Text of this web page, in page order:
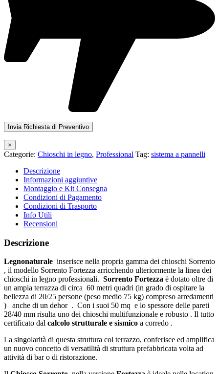
×
Categorie: Chioschi in legno, Professional Tag: sistema a pannelli
Descrizione
Informazioni aggiuntive
Montaggio e Kit Consegna
Condizioni di Pagamento
Condizioni di Trasporto
Info Utili
Recensioni
Descrizione
Legnonaturale inserisce nella propria gamma dei chioschi Sorrento
, il modello Sorrento Fortezza arricchendo ulteriormente la linea dei
chioschi in legno professionali. Sorrento Fortezza è dotato oltre di
un ampia terrazza di circa 60 metri quadri (in grado di ospitare la
bellezza di 20/25 persone (peso medio 75 kg) compreso arredamenti
) anche di un dehor . Con i suoi 50 mq e lo spessore delle pareti
28/40 mm risulta uno dei chioschi multifunzionale e robusto . Il tutto
certificato dal calcolo strutturale e sismico a corredo .
La singolarità di questa struttura col terrazzo, conferisce ed amplifica
un nuovo concetto di versatilità di struttura prefabbricata volta ad
attività di bar o di ristorazione.